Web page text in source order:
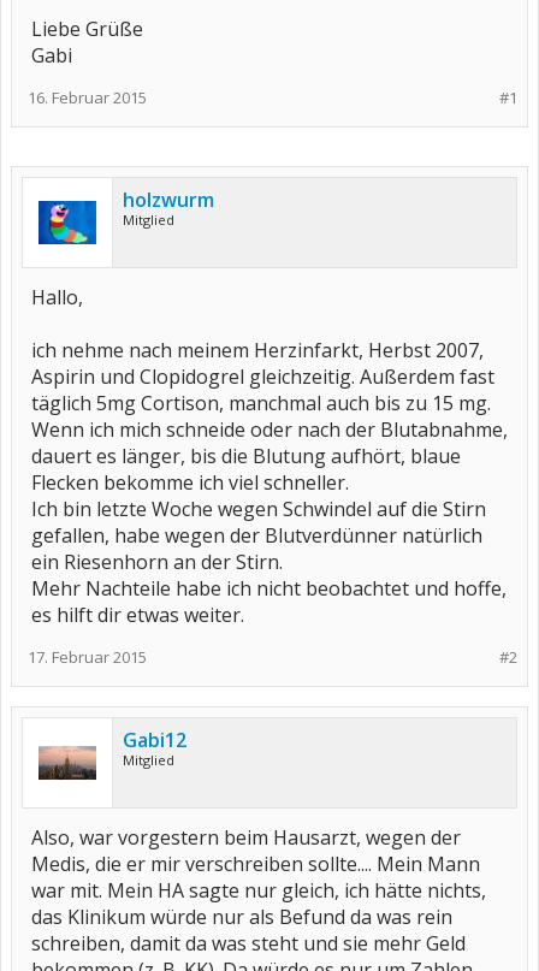
Liebe Grüße
Gabi
#1
16. Februar 2015
holzwurm
Mitglied
Hallo,
ich nehme nach meinem Herzinfarkt, Herbst 2007,
Aspirin und Clopidogrel gleichzeitig. Außerdem fast
täglich 5mg Cortison, manchmal auch bis zu 15 mg.
Wenn ich mich schneide oder nach der Blutabnahme,
dauert es länger, bis die Blutung aufhört, blaue
Flecken bekomme ich viel schneller.
Ich bin letzte Woche wegen Schwindel auf die Stirn
gefallen, habe wegen der Blutverdünner natürlich
ein Riesenhorn an der Stirn.
Mehr Nachteile habe ich nicht beobachtet und hoffe,
es hilft dir etwas weiter.
#2
17. Februar 2015
Gabi12
Mitglied
Also, war vorgestern beim Hausarzt, wegen der
Medis, die er mir verschreiben sollte.... Mein Mann
war mit. Mein HA sagte nur gleich, ich hätte nichts,
das Klinikum würde nur als Befund da was rein
schreiben, damit da was steht und sie mehr Geld